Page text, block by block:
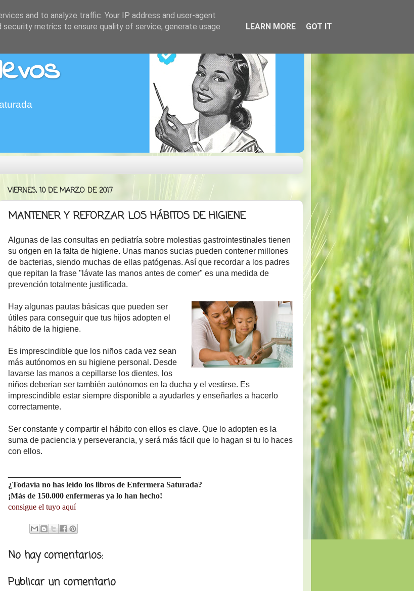
VIERNES, 10 DE MARZO DE 2017
MANTENER Y REFORZAR LOS HÁBITOS DE HIGIENE
Algunas de las consultas en pediatría sobre molestias gastrointestinales tienen
su origen en la falta de higiene. Unas manos sucias pueden contener millones
de bacterias, siendo muchas de ellas patógenas. Así que recordar a los padres
que repitan la frase "lávate las manos antes de comer" es una medida de
prevención totalmente justificada.
Hay algunas pautas básicas que pueden ser
útiles para conseguir que tus hijos adopten el
hábito de la higiene.
Es imprescindible que los niños cada vez sean
más autónomos en su higiene personal. Desde
lavarse las manos a cepillarse los dientes, los
niños deberían ser también autónomos en la ducha y el vestirse. Es
imprescindible estar siempre disponible a ayudarles y enseñarles a hacerlo
correctamente.
Ser constante y compartir el hábito con ellos es clave. Que lo adopten es la
suma de paciencia y perseverancia, y será más fácil que lo hagan si tu lo haces
con ellos.
¿Todavía no has leído los libros de Enfermera Saturada?
¡Más de 150.000 enfermeras ya lo han hecho!
consigue el tuyo aquí
No hay comentarios:
Publicar un comentario
and to analyze traffic. Your IP address and user-agent
metrics to ensure quality of service, generate usage
LEARN MORE GOT IT